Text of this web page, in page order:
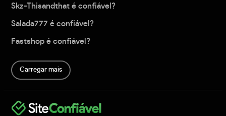
Skz-Thisandthat é confiável?
Salada777 é confiável?
Fastshop é confiável?
Carregar mais